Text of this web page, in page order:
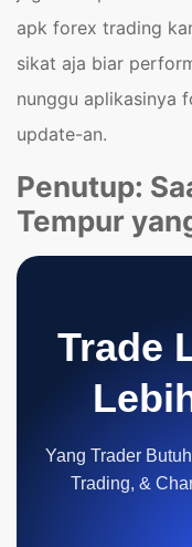
apk forex trading
sikat aja biar
nunggu aplikasinya
update-an.
Penutup:
Tempur
Trade
Yang Trader
Trading, &